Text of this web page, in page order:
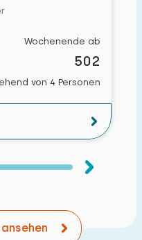
Wochenende ab
502
von 4 Personen